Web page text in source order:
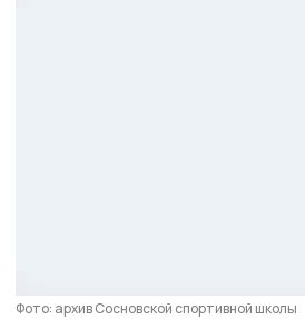
Фото: архив Сосновской спортивной школы